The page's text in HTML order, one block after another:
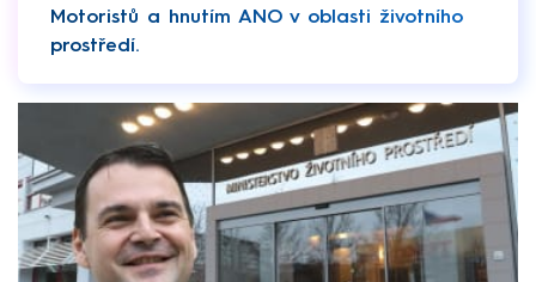
Motoristů a hnutím ANO v oblasti životního
prostředí.